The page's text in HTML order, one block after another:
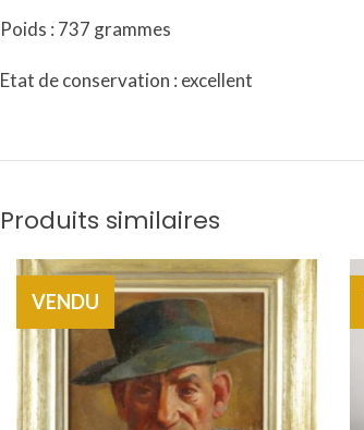
Poids : 737 grammes
Etat de conservation : excellent
Produits similaires
VENDU